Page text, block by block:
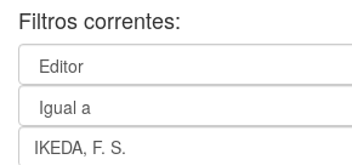
Filtros correntes: